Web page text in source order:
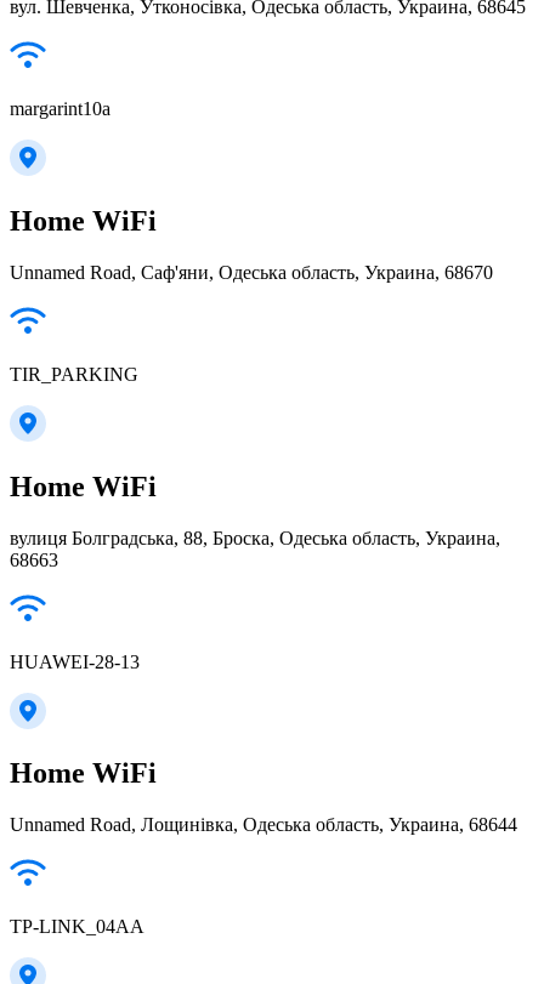
вул. Шевченка, Утконосівка, Одеська область, Украина, 68645
margarint10a
Home WiFi
Unnamed Road, Саф'яни, Одеська область, Украина, 68670
TIR_PARKING
Home WiFi
вулиця Болградська, 88, Броска, Одеська область, Украина,
68663
HUAWEI-28-13
Home WiFi
Unnamed Road, Лощинівка, Одеська область, Украина, 68644
TP-LINK_04AA